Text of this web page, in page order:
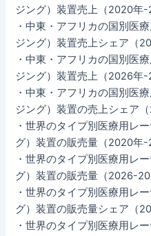
ジング）装置売上（2020年-
・中東・アフリカの国別医
ジング）装置売上シェア（
・中東・アフリカの国別医
ジング）装置売上（2026年-
・中東・アフリカの国別医
ジング）装置の売上シェア
・世界のタイプ別医療用レ
グ）装置の販売量（2020年-
・世界のタイプ別医療用レ
グ）装置の販売量（2026-
・世界のタイプ別医療用レ
グ）装置の販売量シェア（
・世界のタイプ別医療用レ